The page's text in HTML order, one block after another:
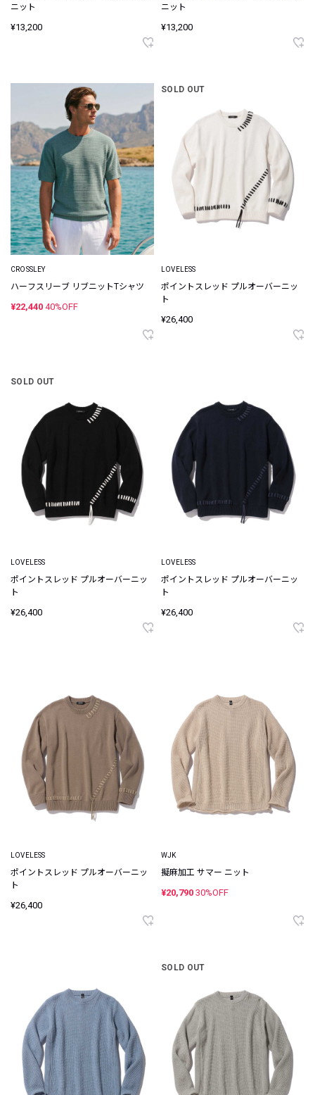
ニット
¥13,200
ニット
¥13,200
CROSSLEY
ハーフスリーブ リブニットTシャツ
¥22,440 40%OFF
SOLD OUT
LOVELESS
ポイントスレッド プルオーバーニッ
ト
¥26,400
SOLD OUT
LOVELESS
ポイントスレッド プルオーバーニッ
ト
¥26,400
LOVELESS
ポイントスレッド プルオーバーニッ
ト
¥26,400
LOVELESS
ポイントスレッド プルオーバーニッ
ト
¥26,400
WJK
擬麻加工 サマー ニット
¥20,790 30%OFF
SOLD OUT